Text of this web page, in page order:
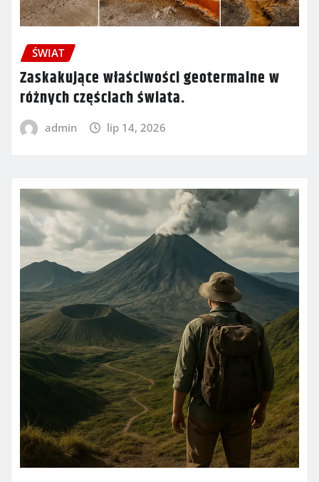
ŚWIAT
Zaskakujące właściwości geotermalne w
różnych częściach świata.
admin lip 14, 2026